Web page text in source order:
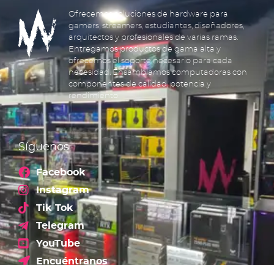
Ofrecemos soluciones de hardware para
gamers, streamers, estudiantes, diseñadores,
arquitectos y profesionales de varias ramas.
Entregamos productos de gama alta y
ofrecemos el soporte necesario para cada
necesidad. Ensamblamos computadoras con
componentes de calidad, potencia y
rendimiento.
Síguenos
Facebook
Instagram
Tik Tok
Telegram
YouTube
Encuéntranos